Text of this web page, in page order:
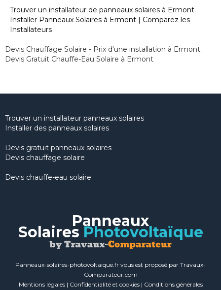
Trouver un installateur de panneaux solaires à Ermont.
Installer Panneaux Solaires à Ermont | Comparez les
Installateurs
Devis Chauffage Solaire - Prix d'une installation à Ermont.
Devis Gratuit Chauffe-Eau Solaire à Ermont
Trouver un installateur panneaux solaires
Installer des panneaux solaires
Devis gratuit panneaux solaires
Devis chauffage solaire
Devis chauffe-eau solaire
Panneaux
Solaires Photovoltaïque
Panneaux-solaires-photovoltaique.fr vous est proposé par Travaux-
Comparateur.com
Mentions légales| Confidentialité et cookies| Conditions générales